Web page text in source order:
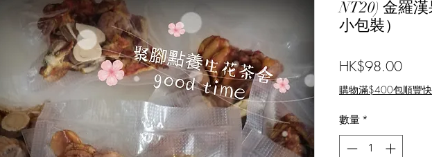
NT20) 金羅
小包裝）
HK$98.00價
格
購物滿$400包順豐
數量 *